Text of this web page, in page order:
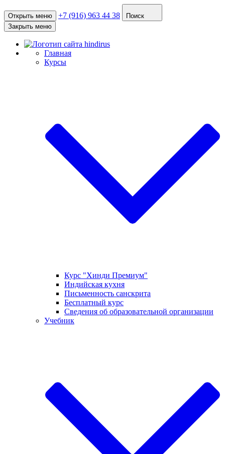
Открыть меню +7 (916) 963 44 38
Поиск
Закрыть меню
Главная
Курсы
Курс "Хинди Премиум"
Индийская кухня
Письменность санскрита
Бесплатный курс
Сведения об образовательной организации
Учебник